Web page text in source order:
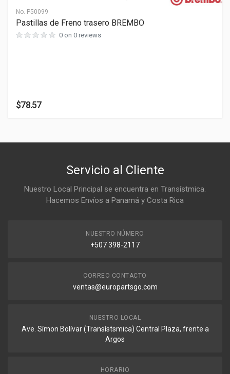
0 cm
No. P50099
Pastillas de Freno trasero BREMBO
0 on 0 reviews
$78.57
Servicio al Cliente
Nuestro Local Principal se encuentra en Transístmica.
Hacemos Envíos a Panamá y Costa Rica
NUESTRO NÚMERO
+507 398-2117
CORREO CONTACTO
ventas@europartsgo.com
NUESTRO LOCAL
Ave. Símon Bolívar (Transístsmica) Central Plaza, frente a
Argos
HORARIO